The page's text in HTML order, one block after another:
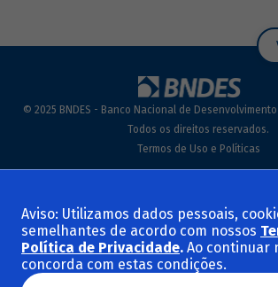
© 2025 BNDES - Banco Nacional de
Todos os direitos reservados.
Termos de Uso e Políticas
Aviso: Utilizamos dados pessoais,
semelhantes de acordo com nossos
Política de Privacidade. Ao continuar
concorda com estas condições.